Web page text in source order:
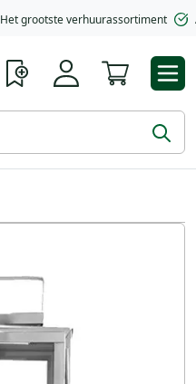
Het grootste verhuurassortiment